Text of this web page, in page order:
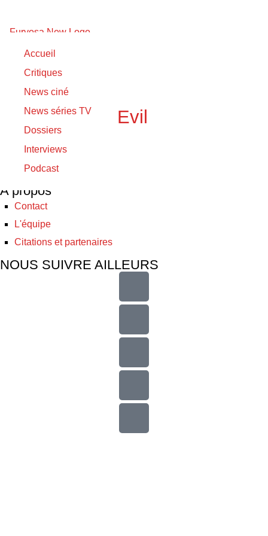
Accueil
Critiques
News ciné
News séries TV
Dossiers
Interviews
Podcast
悪の教典
03/05/2019
03/05/2019
Lesson of the Evil
A propos
Contact
L'équipe
Citations et partenaires
NOUS SUIVRE AILLEURS